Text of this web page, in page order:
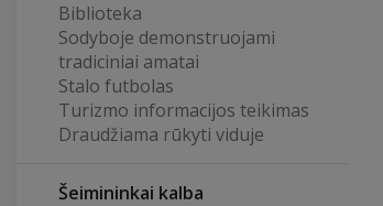
Biblioteka
Sodyboje demonstruojami
tradiciniai amatai
Stalo futbolas
Turizmo informacijos teikimas
Draudžiama rūkyti viduje
Šeimininkai kalba